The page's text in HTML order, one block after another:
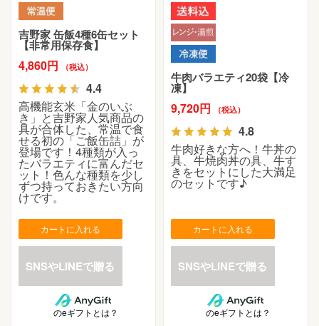
吉野家 缶飯4種6缶セット
【非常用保存食】
4,860円 （税込）
4.4
高機能玄米「金のいぶ
き」と吉野家人気商品の
具が合体した、常温で食
せる初の「ご飯缶詰」が
登場です！4種類が入っ
たバラエティに富んだセ
ット！色んな種類を少し
ずつ持っておきたい方向
けです。
カートに入れる
のeギフトとは？
牛肉バラエティ20袋【冷
凍】
9,720円 （税込）
4.8
牛肉好きな方へ！牛丼の
具、牛焼肉丼の具、牛す
きをセットにした大満足
のセットです♪
カートに入れる
のeギフトとは？